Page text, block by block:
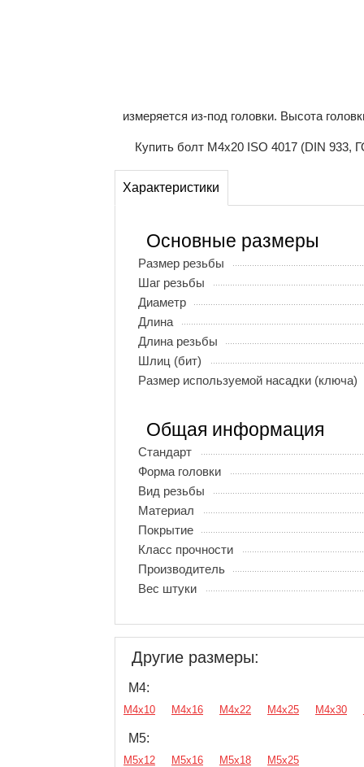
измеряется из-под головки. Высота
Купить болт М4х20 ISO 4017 (DIN 933,
Характеристики
Основные размеры
Размер резьбы
Шаг резьбы
Диаметр
Длина
Длина резьбы
Шлиц (бит)
Размер используемой насадки (ключа)
Общая информация
Стандарт
Форма головки
Вид резьбы
Материал
Покрытие
Класс прочности
Производитель
Вес штуки
Другие размеры:
М4:
М4х10 М4х16 М4х22 М4х25 М4х30
М5:
М5х12 М5х16 М5х18 М5х25